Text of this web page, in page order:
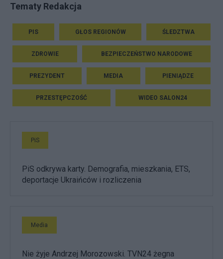
Tematy Redakcja
PIS GŁOS REGIONÓW ŚLEDZTWA
ZDROWIE BEZPIECZEŃSTWO NARODOWE
PREZYDENT MEDIA PIENIĄDZE
PRZESTĘPCZOŚĆ WIDEO SALON24
PiS
PiS odkrywa karty. Demografia, mieszkania, ETS,
deportacje Ukraińców i rozliczenia
Media
Nie żyje Andrzej Morozowski. TVN24 żegna